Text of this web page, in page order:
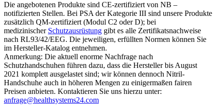
Die angebotenen Produkte sind CE-zertifiziert von NB –
notifizierten Stellen. Bei PSA der Kategorie III sind unsere Produkte
zusätzlich QM-zertifiziert (Modul C2 oder D); bei
medizinischer Schutzausrüstung gibt es alle Zertifikatsnachweise
nach RL93/42/EEG. Die jeweiligen, erfüllten Normen können Sie
im Hersteller-Katalog entnehmen.
Anmerkung: Die aktuell enorme Nachfrage nach
Schutzhandschuhen führen dazu, dass die Hersteller bis August
2021 komplett ausgelastet sind; wir können dennoch Nitril-
Handschuhe auch in höheren Mengen zu einigermaßen fairen
Preisen anbieten. Kontaktieren Sie uns hierzu unter:
anfrage@healthsystems24.com